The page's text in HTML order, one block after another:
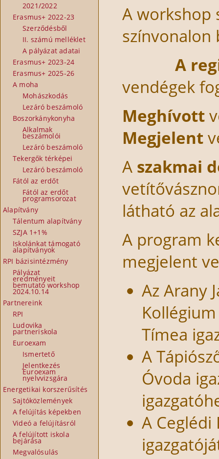
2021/2022
Erasmus+ 2022-23
Szerződésből
II. számú melléklet
A pályázat adatai
Erasmus+ 2023-24
Erasmus+ 2025-26
A moha
Mohászkodás
Lezáró beszámoló
Boszorkánykonyha
Alkalmak
beszámolói
Lezáró beszámoló
Tekergők térképei
Lezáró beszámoló
Fától az erdőt
Fától az erdőt
programsorozat
Alapítvány
Tálentum alapítvány
SZJA 1+1%
Iskolánkat támogató
alapítványok
RPI bázisintézmény
Pályázat
eredményeit
bemutató workshop
2024.10.14
Partnereink
RPI
Ludovika
partneriskola
Euroexam
Ismertető
Jelentkezés
Euroexam
nyelvvizsgára
Energetikai korszerűsítés
Sajtóközlemények
A felújítás képekben
Videó a felújításról
A felújított iskola
bejárása
Megvalósulás
A workshop
A
vendégek
Meghívott
Megjelent
A szakmai
látható az
A program
megjelent
Az Arany
Tímea
A
Óvoda
A